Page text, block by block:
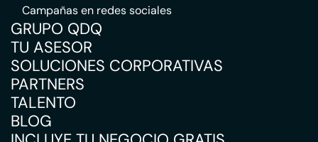
Campañas en redes sociales
GRUPO QDQ
TU ASESOR
SOLUCIONES CORPORATIVAS
PARTNERS
TALENTO
BLOG